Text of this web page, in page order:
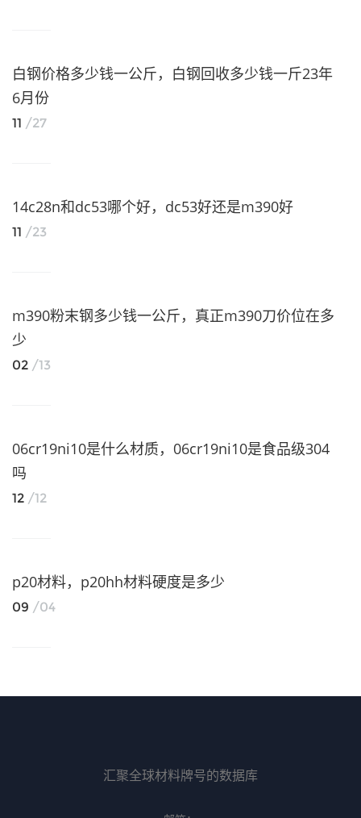
白钢价格多少钱一公斤，白钢回收多少钱一斤23年
6月份
11 /27
14c28n和dc53哪个好，dc53好还是m390好
11 /23
m390粉末钢多少钱一公斤，真正m390刀价位在多
少
02 /13
06cr19ni10是什么材质，06cr19ni10是食品级304
吗
12 /12
p20材料，p20hh材料硬度是多少
09 /04
汇聚全球材料牌号的数据库